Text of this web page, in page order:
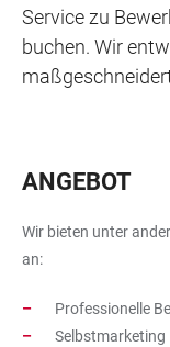
Service zu
buchen. Wir
ANGEBOT
Wir bieten unter
an:
Professionelle
Selbstmarketing